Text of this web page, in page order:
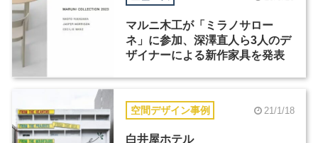
マルニ木工が「ミラノサロー
ネ」に参加、深澤直人ら3人のデ
ザイナーによる新作家具を発表
空間デザイン事例 21/1/18
白井屋ホテル